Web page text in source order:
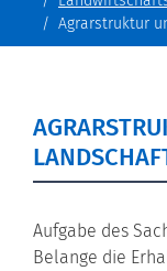
Agrarstruktur
Aufgabe des
Belange die